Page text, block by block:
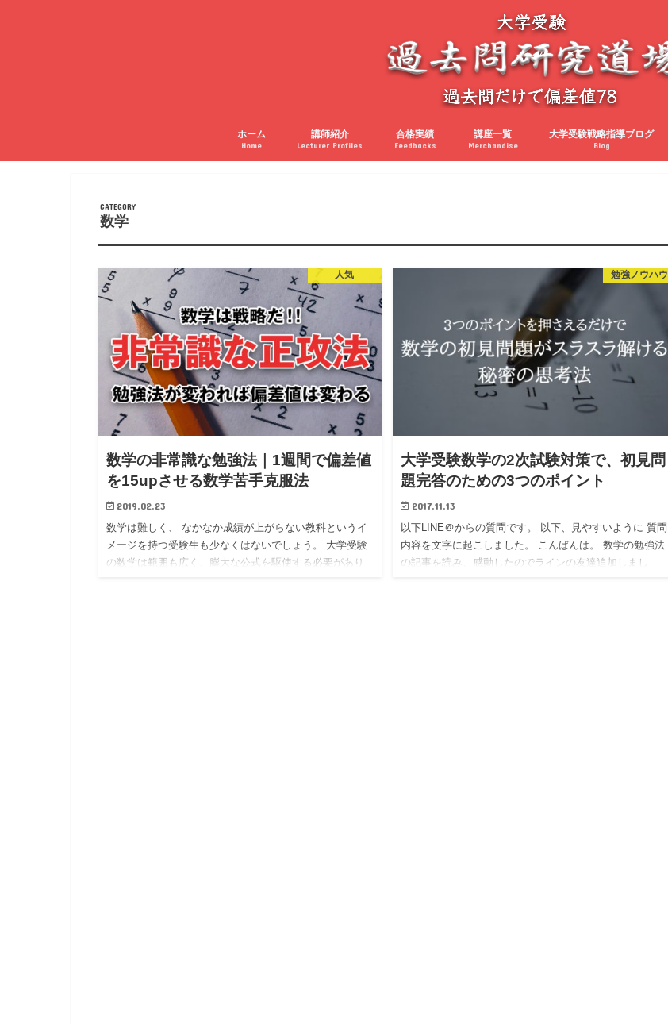
ホーム
Home
講師紹介
Lecturer Profiles
合格実績
Feedbacks
講座一覧
Merchandise
大学受験戦略指導ブログ
Blog
数学
人気
数学の非常識な勉強法｜1週間で偏差値
を15upさせる数学苦手克服法
2019.02.23
数学は難しく、 なかなか成績が上がらない教科というイ
メージを持つ受験生も少なくはないでしょう。 大学受験
の数学は範囲も広く、膨大な公式を駆使する必要があり
勉強ノウハウ
大学受験数学の2次試験対策で、初見問
題完答のための3つのポイント
2017.11.13
以下LINE＠からの質問です。 以下、見やすいように 質問
内容を文字に起こしました。 こんばんは。 数学の勉強法
の記事を読み、感動したのでラインの友達追加しまし